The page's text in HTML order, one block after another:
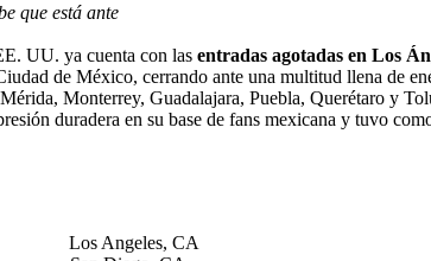
que está ante
UU. ya cuenta con las entradas agotadas en Los
de México, cerrando ante una multitud llena de
Monterrey, Guadalajara, Puebla, Querétaro y
duradera en su base de fans mexicana y tuvo
Angeles, CA